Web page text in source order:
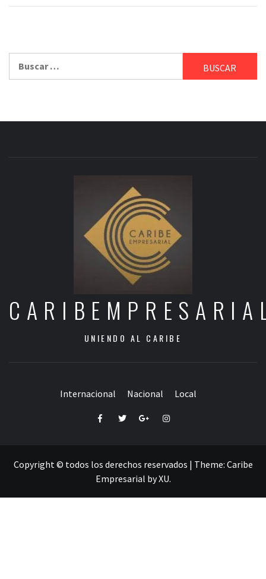
UNIENDO AL CARIBE
Internacional Nacional Local
FacebookTwitterGoogle+Instagram
Copyright © todos los derechos reservados | Theme: Caribe
Empresarial byXU.